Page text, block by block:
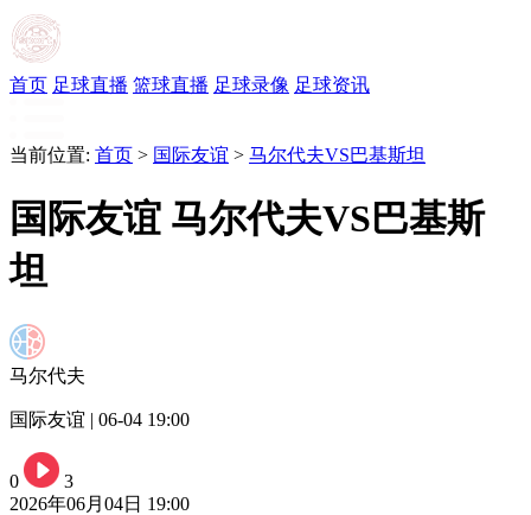
首页 足球直播 篮球直播 足球录像 足球资讯
当前位置: 首页 > 国际友谊 > 马尔代夫VS巴基斯坦
国际友谊 马尔代夫VS巴基斯
坦
马尔代夫
国际友谊 | 06-04 19:00
0
3
2026年06月04日 19:00